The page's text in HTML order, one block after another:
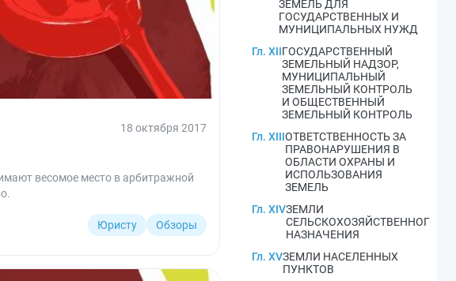
18 октября 2017
весомое место в арбитражной
Юристу Обзоры
ЗЕМЕЛЬ ДЛЯ
ГОСУДАРСТВЕННЫХ И
МУНИЦИПАЛЬНЫХ НУЖД
Гл. XIIГОСУДАРСТВЕННЫЙ
ЗЕМЕЛЬНЫЙ НАДЗОР,
МУНИЦИПАЛЬНЫЙ
ЗЕМЕЛЬНЫЙ КОНТРОЛЬ
И ОБЩЕСТВЕННЫЙ
ЗЕМЕЛЬНЫЙ КОНТРОЛЬ
Гл. XIIIОТВЕТСТВЕННОСТЬ ЗА
ПРАВОНАРУШЕНИЯ В
ОБЛАСТИ ОХРАНЫ И
ИСПОЛЬЗОВАНИЯ
ЗЕМЕЛЬ
Гл. XIVЗЕМЛИ
СЕЛЬСКОХОЗЯЙСТВЕННОГО
НАЗНАЧЕНИЯ
Гл. XVЗЕМЛИ НАСЕЛЕННЫХ
ПУНКТОВ